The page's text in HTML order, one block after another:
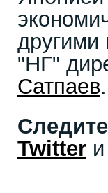
другими
"НГ"
Сатпаев.
Twitter и